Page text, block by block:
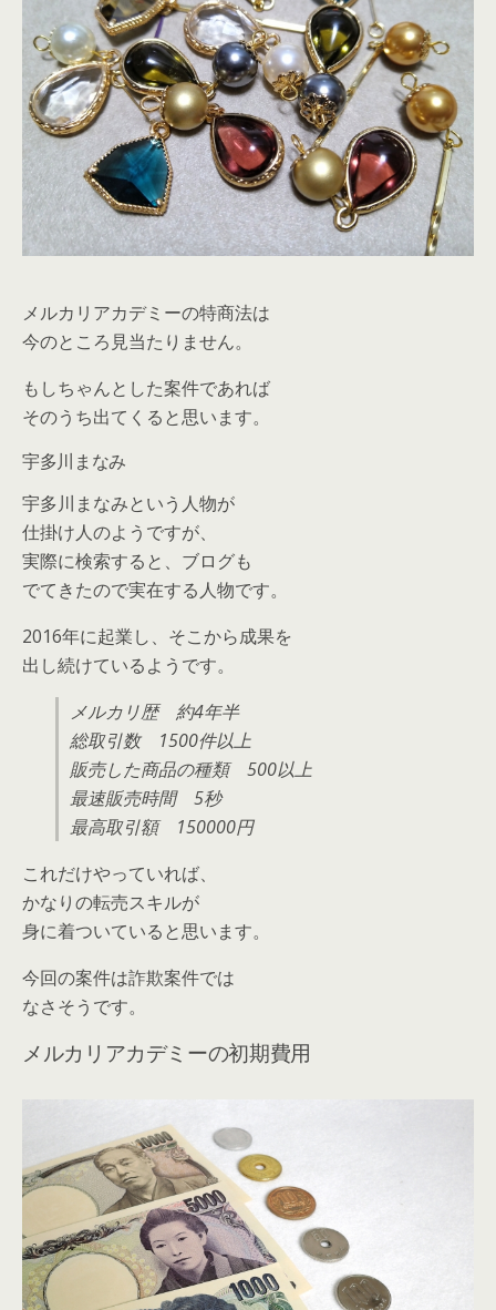
メルカリアカデミーの特商法は
今のところ見当たりません。
もしちゃんとした案件であれば
そのうち出てくると思います。
宇多川まなみ
宇多川まなみという人物が
仕掛け人のようですが、
実際に検索すると、ブログも
でてきたので実在する人物です。
2016年に起業し、そこから成果を
出し続けているようです。
メルカリ歴 約4年半
総取引数 1500件以上
販売した商品の種類 500以上
最速販売時間 5秒
最高取引額 150000円
これだけやっていれば、
かなりの転売スキルが
身に着ついていると思います。
今回の案件は詐欺案件では
なさそうです。
メルカリアカデミーの初期費用